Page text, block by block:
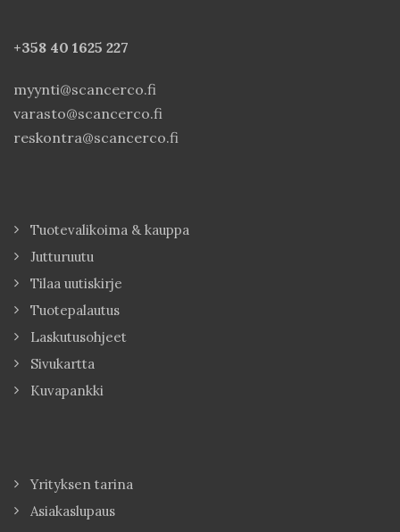
+358 40 1625 227
myynti@scancerco.fi
varasto@scancerco.fi
reskontra@scancerco.fi
Tuotevalikoima & kauppa
Jutturuutu
Tilaa uutiskirje
Tuotepalautus
Laskutusohjeet
Sivukartta
Kuvapankki
Yrityksen tarina
Asiakaslupaus